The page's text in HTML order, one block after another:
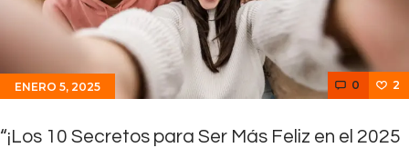
Noticias
Equipo
Sobre Nosotros
ENERO 5, 2025 0 2
“¡Los 10 Secretos para Ser Más Feliz en el 2025